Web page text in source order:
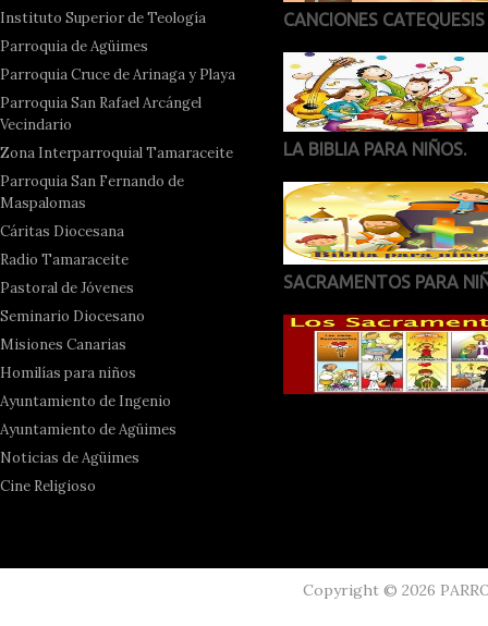
Instituto Superior de Teología
Parroquia de Agüimes
Parroquia Cruce de Arinaga y Playa
Parroquia San Rafael Arcángel
Vecindario
Zona Interparroquial Tamaraceite
Parroquia San Fernando de
Maspalomas
Cáritas Diocesana
Radio Tamaraceite
Pastoral de Jóvenes
Seminario Diocesano
Misiones Canarias
Homilías para niños
Ayuntamiento de Ingenio
Ayuntamiento de Agüimes
Noticias de Agüimes
Cine Religioso
CANCIONES CATEQUESIS
LA BIBLIA PARA NIÑOS.
SACRAMENTOS PARA
Copyright ©2026